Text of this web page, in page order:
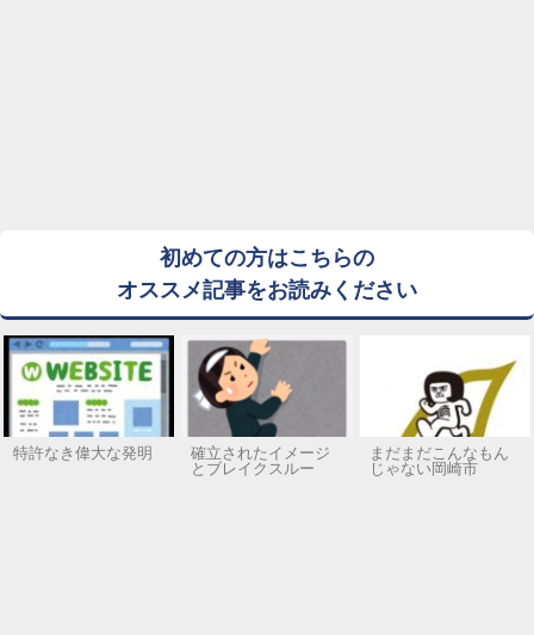
初めての方はこちらの
オススメ記事をお読みください
特許なき偉大な発明 確立されたイメージ
とブレイクスルー
まだまだこんなもん
じゃない岡崎市